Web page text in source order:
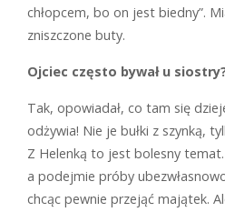
chłopcem, bo on jest biedny”.
zniszczone buty.
Ojciec często bywał u
Tak, opowiadał, co tam się
odżywia! Nie je bułki z szynką,
Z Helenką to jest bolesny
a podejmie próby
chcąc pewnie przejąć majątek.